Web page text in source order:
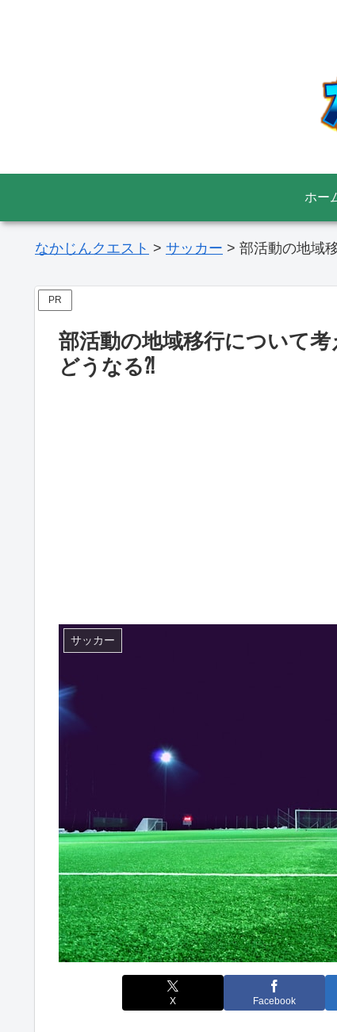
ホー
なかじんクエスト > サッカー > 部活動の地域
PR
部活動の地域移行について
どうなる⁈
サッカー
X Facebook